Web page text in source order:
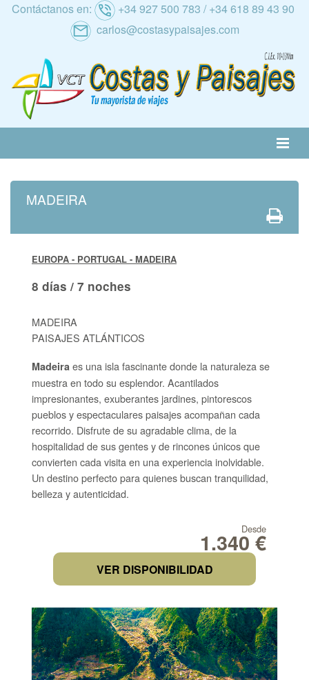
Contáctanos en:
+34 927 500 783 / +34 618 89 43 90
carlos@costasypaisajes.com
MADEIRA
EUROPA - PORTUGAL - MADEIRA
8 días / 7 noches
MADEIRA
PAISAJES ATLÁNTICOS
Madeira es una isla fascinante donde la naturaleza se
muestra en todo su esplendor. Acantilados
impresionantes, exuberantes jardines, pintorescos
pueblos y espectaculares paisajes acompañan cada
recorrido. Disfrute de su agradable clima, de la
hospitalidad de sus gentes y de rincones únicos que
convierten cada visita en una experiencia inolvidable.
Un destino perfecto para quienes buscan tranquilidad,
belleza y autenticidad.
Desde
1.340 €
VER DISPONIBILIDAD